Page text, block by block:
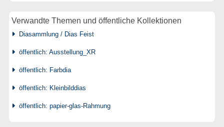
Verwandte Themen und öffentliche Kollektionen
Diasammlung / Dias Feist
öffentlich: Ausstellung_XR
öffentlich: Farbdia
öffentlich: Kleinbilddias
öffentlich: papier-glas-Rahmung